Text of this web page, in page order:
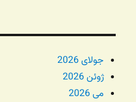
جولای 2026
ژوئن 2026
می 2026